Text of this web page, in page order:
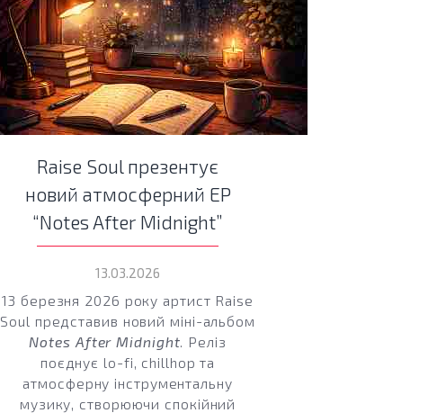
Raise Soul презентує
новий атмосферний EP
“Notes After Midnight”
13.03.2026
13 березня 2026 року артист Raise
Soul представив новий міні-альбом
Notes After Midnight . Реліз
поєднує lo-fi, chillhop та
атмосферну інструментальну
музику, створюючи спокійний